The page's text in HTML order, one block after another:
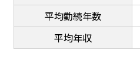
平均勤続年数
平均年収